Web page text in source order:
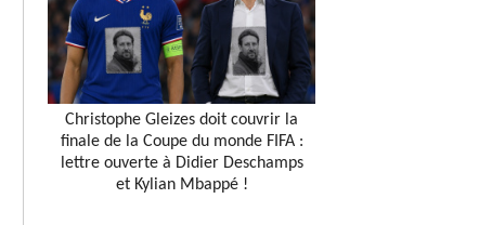
Christophe Gleizes doit couvrir la
finale de la Coupe du monde FIFA :
lettre ouverte à Didier Deschamps
et Kylian Mbappé !